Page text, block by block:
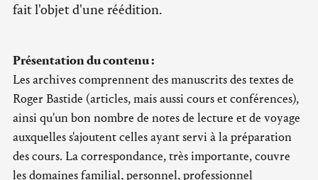
fait l'objet d'une réédition.
Présentation du contenu :
Les archives comprennent des manuscrits des textes de
Roger Bastide (articles, mais aussi cours et conférences),
ainsi qu'un bon nombre de notes de lecture et de voyage
auxquelles s'ajoutent celles ayant servi à la préparation
des cours. La correspondance, très importante, couvre
les domaines familial, personnel, professionnel